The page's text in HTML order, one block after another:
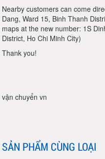
Nearby customers can come
Dang, Ward 15, Binh Thanh
maps at the new number: 1S
District, Ho Chi Minh City)
Thank you!
vận chuyển vn
SẢN PHẨM CÙNG LOẠI